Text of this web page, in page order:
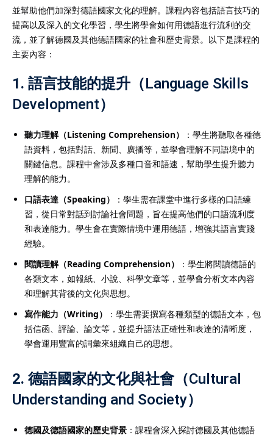
並幫助他們加深對德語國家文化的理解。課程內容包括語言技巧的
提高以及深入的文化學習，學生將學會如何用德語進行流利的交
流，並了解德國及其他德語國家的社會和歷史背景。以下是課程的
主要內容：
1. 語言技能的提升（Language Skills
Development）
聽力理解（Listening Comprehension）
：學生將聽取各種德
語資料，包括對話、新聞、廣播等，並學會理解不同語境中的
關鍵信息。課程中會涉及多種口音和語速，幫助學生提升聽力
理解的能力。
口語表達（Speaking）
：學生需在課堂中進行多樣的口語練
習，從日常對話到討論社會問題，旨在提高他們的口語流利度
和表達能力。學生會在實際情境中運用德語，增強其語言實踐
經驗。
閱讀理解（Reading Comprehension）
：學生將閱讀德語的
各類文本，如報紙、小說、科學文章等，並學會分析文本內容
和理解其背後的文化與思想。
寫作能力（Writing）
：學生需要撰寫各種類型的德語文本，包
括信函、評論、論文等，並提升語法正確性和表達的清晰度，
學會運用豐富的詞彙來組織自己的思想。
2. 德語國家的文化與社會（Cultural
Understanding and Society）
德國及德語國家的歷史背景 ：課程會深入探討德國及其他德語